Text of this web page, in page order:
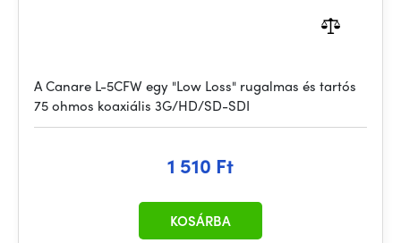
A Canare L-5CFW egy "Low Loss" rugalmas és tartós
75 ohmos koaxiális 3G/HD/SD-SDI
1 510 Ft
KOSÁRBA